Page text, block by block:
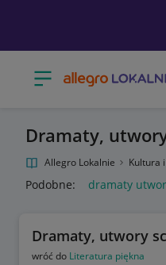
Otwórz menu z
Dramaty,
Allegro Lokalnie Kultura
Podobne: dramaty
Dramaty, utwory
wróć do Literatura piękna